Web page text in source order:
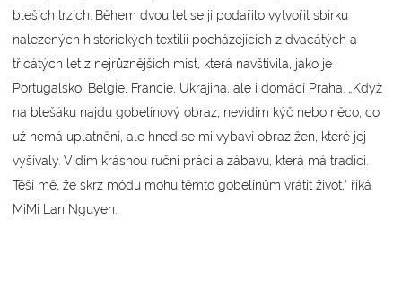
bleších trzích. Během dvou let se jí podařilo vytvořit sbírku
nalezených historických textilií pocházejících z dvacátých a
třicátých let z nejrůznějších míst, která navštívila, jako je
Portugalsko, Belgie, Francie, Ukrajina, ale i domácí Praha. „Když
na blešáku najdu gobelínový obraz, nevidím kýč nebo něco, co
už nemá uplatnění, ale hned se mi vybaví obraz žen, které jej
vyšívaly. Vidím krásnou ruční práci a zábavu, která má tradici.
Těší mě, že skrz módu mohu těmto gobelínům vrátit život,“ říká
MiMi Lan Nguyen.